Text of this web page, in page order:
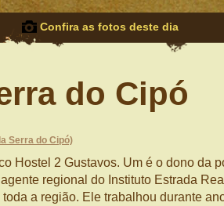
Confira as fotos deste dia
do Cipó
Serra do Cipó)
Hostel 2 Gustavos. Um é o dono da
regional do Instituto Estrada
a região. Ele trabalhou durante